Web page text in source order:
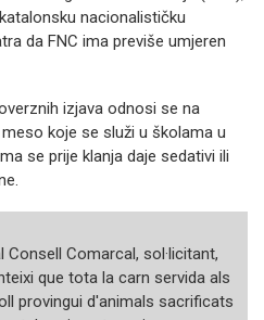
nacionalističku
da FNC ima previše umjeren
izjava odnosi se na
koje se služi u školama u
se prije klanja daje sedativi ili
Comarcal, sol·licitant,
que tota la carn servida als
provingui d'animals sacrificats